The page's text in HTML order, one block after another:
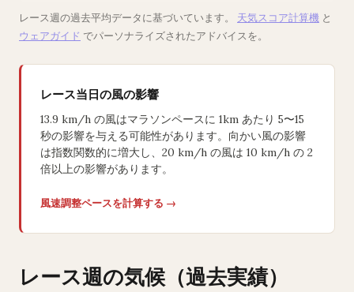
レース週の過去平均データに基づいています。 天気スコア計算機 と
ウェアガイド でパーソナライズされたアドバイスを。
レース当日の風の影響
13.9 km/h の風はマラソンペースに 1km あたり 5〜15
秒の影響を与える可能性があります。向かい風の影響
は指数関数的に増大し、20 km/h の風は 10 km/h の 2
倍以上の影響があります。
風速調整ペースを計算する →
レース週の気候（過去実績）